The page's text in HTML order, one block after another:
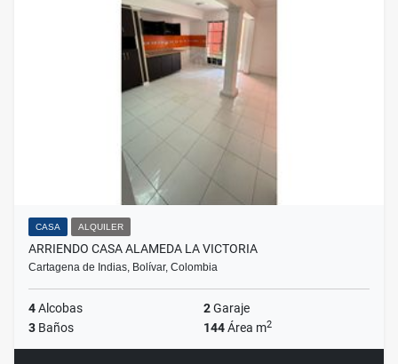
CASA ALQUILER
ARRIENDO CASA ALAMEDA LA VICTORIA
Cartagena de Indias, Bolívar, Colombia
4Alcobas 2Garaje
3 Baños 144Área m2